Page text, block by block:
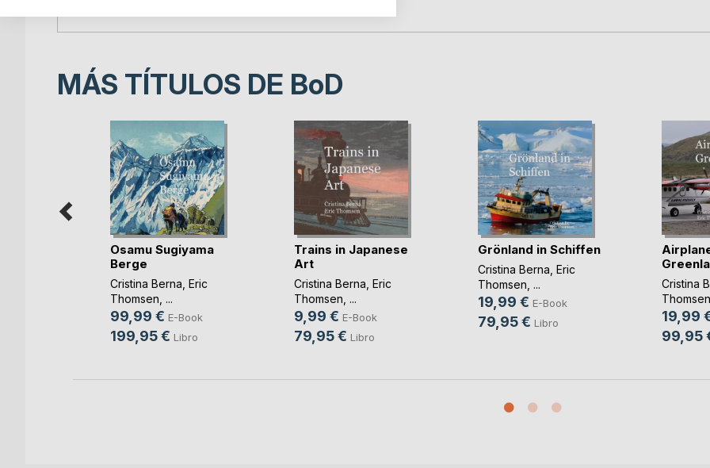
MÁS TÍTULOS DE BoD
Osamu Sugiyama
Berge
Cristina Berna Eric
Thomsen , ...
99,99 € E-Book
199,95 € Libro
Trains in Japanese
Art
Cristina Berna Eric
Thomsen , ...
9,99 € E-Book
79,95 € Libro
Grönland in Schiffen
Cristina Berna Eric
Thomsen , ...
19,99 € E-Book
79,95 € Libro
Cristina
Thomsen
19,99
99,95